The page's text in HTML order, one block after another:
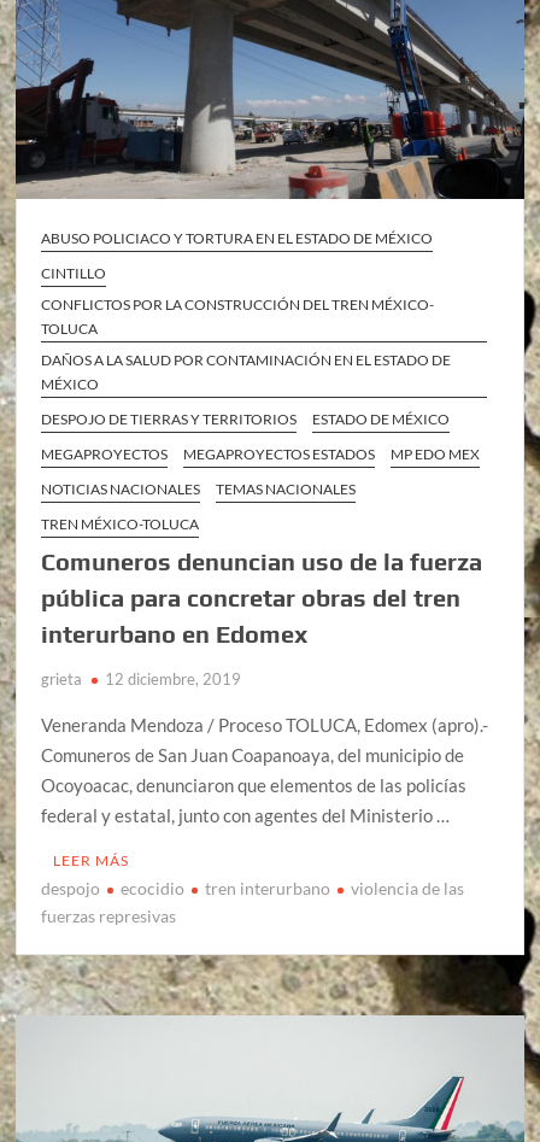
ABUSO POLICIACO Y TORTURA EN EL ESTADO DE MÉXICO
CINTILLO
CONFLICTOS POR LA CONSTRUCCIÓN DEL TREN MÉXICO-
TOLUCA
DAÑOS A LA SALUD POR CONTAMINACIÓN EN EL ESTADO DE
MÉXICO
DESPOJO DE TIERRAS Y TERRITORIOS
ESTADO DE MÉXICO
MEGAPROYECTOS
MEGAPROYECTOS ESTADOS
MP EDO MEX
NOTICIAS NACIONALES
TEMAS NACIONALES
TREN MÉXICO-TOLUCA
Comuneros denuncian uso de la fuerza
pública para concretar obras del tren
interurbano en Edomex
grieta 12 diciembre, 2019
Veneranda Mendoza / Proceso TOLUCA, Edomex (apro).-
Comuneros de San Juan Coapanoaya, del municipio de
Ocoyoacac, denunciaron que elementos de las policías
federal y estatal, junto con agentes del Ministerio …
LEER MÁS
despojo ecocidio tren interurbano
violencia de las
fuerzas represivas